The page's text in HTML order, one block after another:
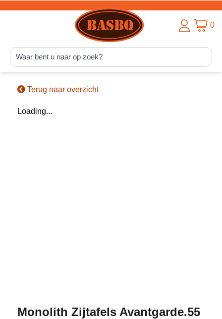
0
Terug naar overzicht
Loading...
Monolith Zijtafels Avantgarde.55